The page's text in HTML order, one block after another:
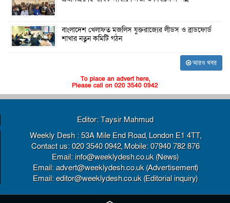
বাংলাদেশ খেলাফত মজলিস যুক্তরাজ্যের লীডস ও ব্রাডফোর্ড
শাখার নতুন কমিটি গঠন
আরও খবর
To place an advert here,
Please call on 020 3540 0942
Editor: Taysir Mahmud
Weekly Desh : 53A Mile End Road, London E1 4TT,
Contact us: 020 3540 0942, Mobile: 07940 782 876
Email: info@weeklydesh.co.uk (News)
Email: advert@weeklydesh.co.uk (Advertisement)
Email: editor@weeklydesh.co.uk (Editorial inquiry)